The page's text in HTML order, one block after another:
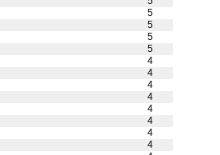
5
5
5
5
4
4
4
4
4
4
4
4